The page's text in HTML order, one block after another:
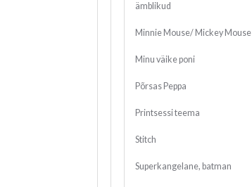
ämblikud
Minnie Mouse/ Mickey Mouse
Minu väike poni
Põrsas Peppa
Printsessi teema
Stitch
Superkangelane, batman